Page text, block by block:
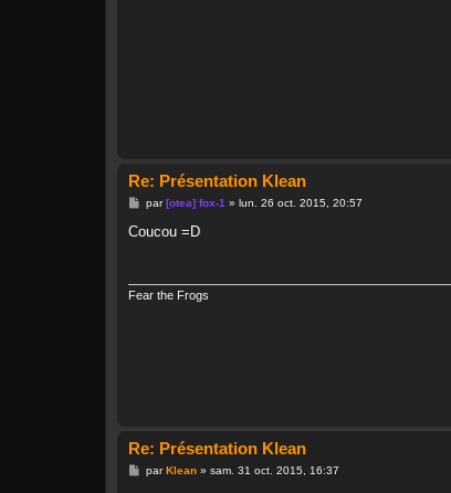
Re: Présentation Klean
M
s
par[otea] fox-1 » lun. 26 oct. 2015, 20:57
Coucou =D
Fear the Frogs
Re: Présentation Klean
MparKlean» sam. 31 oct. 2015, 16:37